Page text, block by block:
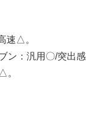
速△。
ン：汎用〇/突出感
。